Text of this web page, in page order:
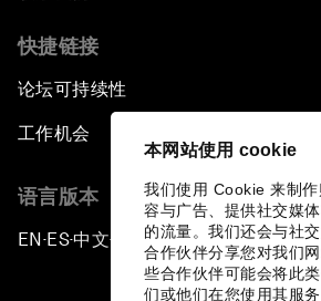
本网站使用 cookie
我们使用 Cookie 来制
容与广告、提供社交媒
的流量。我们还会与社
合作伙伴分享您对我们
些合作伙伴可能会将此
们或他们在您使用其服
快捷链接
论坛可持续性
工作机会
语言版本
EN ▪ES▪中文▪ 日本語